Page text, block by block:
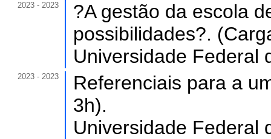
2023 - 2023
?A gestão da escola
possibilidades?.
Universidade Federal
2023 - 2023
Referenciais para a
3h).
Universidade Federal